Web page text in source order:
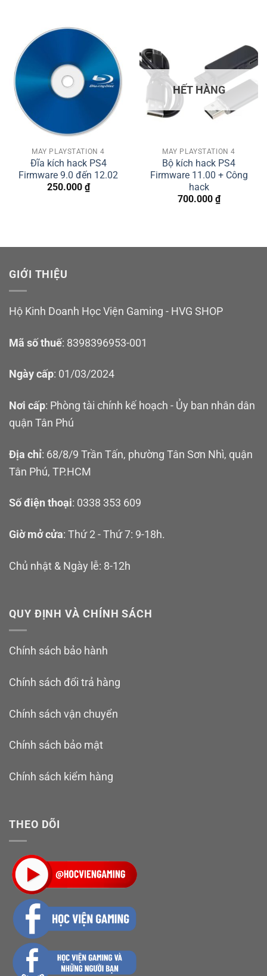
MÁY PLAYSTATION 4
Đĩa kích hack PS4
Firmware 9.0 đến 12.02
250.000 ₫
HẾT HÀNG
MÁY PLAYSTATION 4
Bộ kích hack PS4
Firmware 11.00 + Công
hack
700.000 ₫
GIỚI THIỆU
Hộ Kinh Doanh Học Viện Gaming - HVG SHOP
Mã số thuế: 8398396953-001
Ngày cấp: 01/03/2024
Nơi cấp: Phòng tài chính kế hoạch - Ủy ban nhân dân
quận Tân Phú
Địa chỉ: 68/8/9 Trần Tấn, phường Tân Sơn Nhì, quận
Tân Phú, TP.HCM
Số điện thoại: 0338 353 609
Giờ mở cửa: Thứ 2 - Thứ 7: 9-18h.
Chủ nhật & Ngày lễ: 8-12h
QUY ĐỊNH VÀ CHÍNH SÁCH
Chính sách bảo hành
Chính sách đổi trả hàng
Chính sách vận chuyển
Chính sách bảo mật
Chính sách kiểm hàng
THEO DÕI